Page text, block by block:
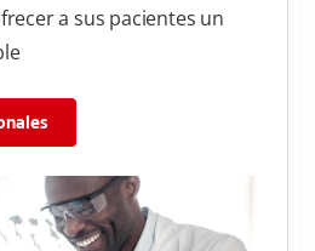
a sus pacientes un